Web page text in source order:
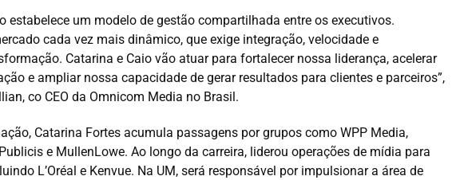
estabelece um modelo de gestão compartilhada entre os executivos.
cada vez mais dinâmico, que exige integração, velocidade e
Catarina e Caio vão atuar para fortalecer nossa liderança, acelerar
e ampliar nossa capacidade de gerar resultados para clientes e parceiros”,
co CEO da Omnicom Media no Brasil.
Catarina Fortes acumula passagens por grupos como WPP Media,
Publicis e MullenLowe. Ao longo da carreira, liderou operações de mídia para
L’Oréal e Kenvue. Na UM, será responsável por impulsionar a área de